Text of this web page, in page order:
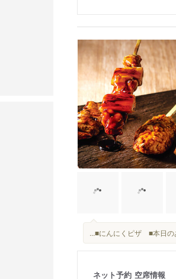
...■にんにくピザ ■本日
ネット予約 空席情報